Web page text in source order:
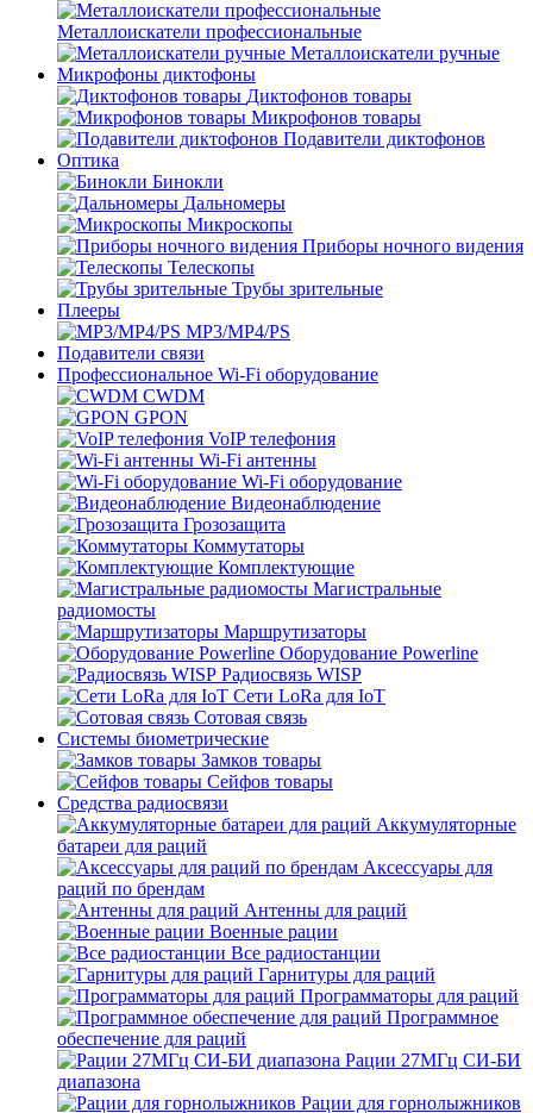
Металлоискатели профессиональные
Металлоискатели ручные
Микрофоны диктофоны
Диктофонов товары
Микрофонов товары
Подавители диктофонов
Оптика
Бинокли
Дальномеры
Микроскопы
Приборы ночного видения
Телескопы
Трубы зрительные
Плееры
MP3/MP4/PS
Подавители связи
Профессиональное Wi-Fi оборудование
CWDM
GPON
VoIP телефония
Wi-Fi антенны
Wi-Fi оборудование
Видеонаблюдение
Грозозащита
Коммутаторы
Комплектующие
Магистральные
радиомосты
Маршрутизаторы
Оборудование Powerline
Радиосвязь WISP
Сети LoRa для IoT
Сотовая связь
Системы биометрические
Замков товары
Сейфов товары
Средства радиосвязи
Аккумуляторные
батареи для раций
Аксессуары для
раций по брендам
Антенны для раций
Военные рации
Все радиостанции
Гарнитуры для раций
Программаторы для раций
Программное
обеспечение для раций
Рации 27МГц СИ-БИ
диапазона
Рации для горнолыжников